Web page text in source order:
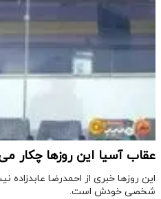
عقاب آسیا این روزها چکار
این روزها خبری از احمدرضا عابدزاده
شخصی خودش است.